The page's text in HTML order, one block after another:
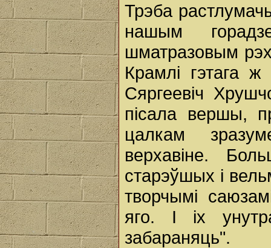
Трэба
нашым
шматразовым
Крамлі гэтага ж
Сяргеевіч
пісала вершы,
цалкам
верхавіне.
старэўшых і
творчымі
яго. І іх
забараняць".